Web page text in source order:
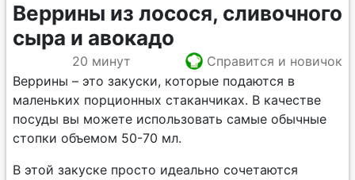
Веррины из лосося, сливочного
сыра и авокадо
20 минут
Справится и новичок
Веррины – это закуски, которые подаются в
маленьких порционных стаканчиках. В качестве
посуды вы можете использовать самые обычные
стопки объемом 50-70 мл.
В этой закуске просто идеально сочетаются